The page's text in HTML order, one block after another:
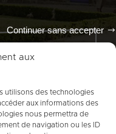
aux
utilisons des technologies
aux informations des
nous permettra de
de navigation ou les ID
Continuer sans accepter